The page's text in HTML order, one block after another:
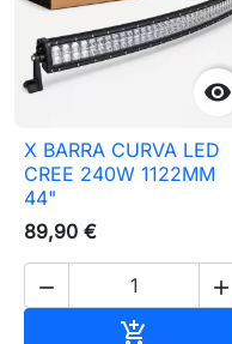

X BARRA CURVA LED
CREE 240W 1122MM
44"
89,90 €
 
